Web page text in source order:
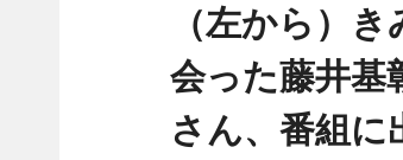
（左から）
会った藤井基
さん、番組に